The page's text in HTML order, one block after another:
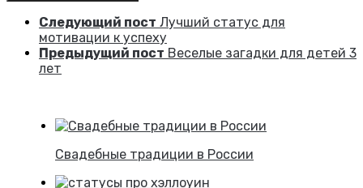
Следующий пост Лучший статус для
мотивации к успеху
Предыдущий пост Веселые загадки для детей 3
лет
Свадебные традиции в России